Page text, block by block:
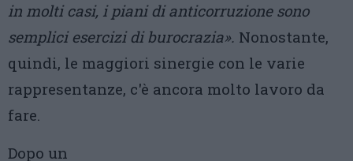
in molti casi, i piani di anticorruzione sono
semplici esercizi di burocrazia». Nonostante,
quindi, le maggiori sinergie con le varie
rappresentanze, c'è ancora molto lavoro da
fare.
Dopo un